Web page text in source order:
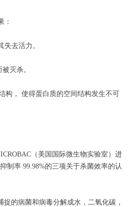
：
去活力。
灭杀。
构， 使得蛋白质的空间结构发生不可
（美国国际微生物实验室）进
制率 99.98%的三项关于杀菌效率的认
的病菌和病毒分解成水，二氧化碳，